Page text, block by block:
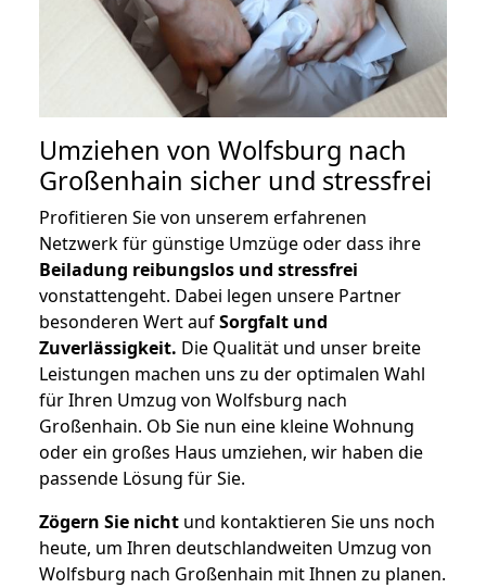
Umziehen von Wolfsburg nach
Großenhain sicher und stressfrei
Profitieren Sie von unserem erfahrenen
Netzwerk für günstige Umzüge oder dass ihre
Beiladung reibungslos und stressfrei
vonstattengeht. Dabei legen unsere Partner
besonderen Wert aufSorgfalt und
Zuverlässigkeit. Die Qualität und unser breite
Leistungen machen uns zu der optimalen Wahl
für Ihren Umzug von Wolfsburg nach
Großenhain. Ob Sie nun eine kleine Wohnung
oder ein großes Haus umziehen, wir haben die
passende Lösung für Sie.
Zögern Sie nicht und kontaktieren Sie uns noch
heute, um Ihren deutschlandweiten Umzug von
Wolfsburg nach Großenhain mit Ihnen zu planen.